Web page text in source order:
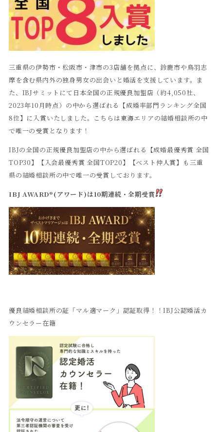
三重県の伊勢市・松阪市・津市の3店舗を拠点に、鈴鹿市や鳥羽志
摩を含む県内外の独身男女の出会いと婚活を支援しています。ま
た、IBJサミットにて日本全国の正規優良加盟店（約4,050社、
2023年10月時点）の中から選ばれる【成婚率部門ランキング全国
8位】に入賞いたしました。こちらは東海エリアの結婚相談所の中
で唯一の受賞となります！
IBJの全国の正規優良加盟店の中から選ばれる【成婚最優秀賞 全国
TOP30】【入会最優秀賞 全国TOP20】【ベスト仲人賞】も三重
県の結婚相談所の中で唯一の受賞しております。
IBJ AWARD®(アワード)は10期連続・全期受賞
優良結婚相談所の証「マル適マーク」認証取得！！IBJ公認婚活カ
ウンセラー在籍